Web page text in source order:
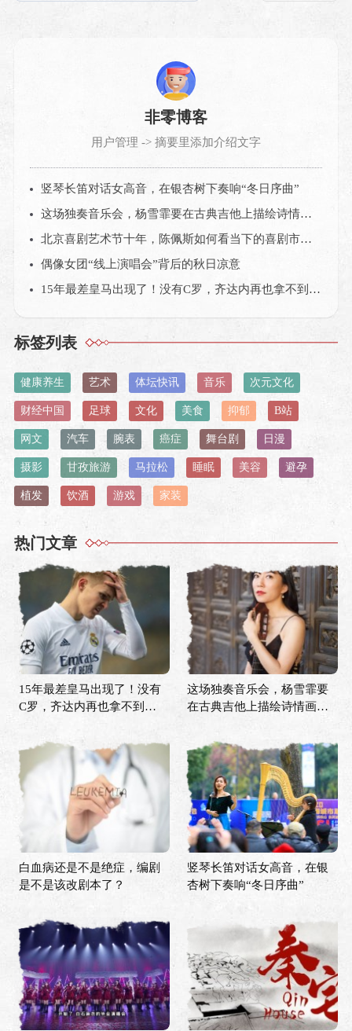
非零博客
用户管理 -> 摘要里添加介绍文字
竖琴长笛对话女高音，在银杏树下奏响“冬日序曲”
这场独奏音乐会，杨雪霏要在古典吉他上描绘诗情画意的中国
北京喜剧艺术节十年，陈佩斯如何看当下的喜剧市场？
偶像女团“线上演唱会”背后的秋日凉意
15年最差皇马出现了！没有C罗，齐达内再也拿不到欧冠？
标签列表
健康养生 艺术 体坛快讯 音乐 次元文化
财经中国 足球 文化 美食 抑郁 B站
网文 汽车 腕表 癌症 舞台剧 日漫
摄影 甘孜旅游 马拉松 睡眠 美容 避孕
植发 饮酒 游戏 家装
热门文章
15年最差皇马出现了！没有
C罗，齐达内再也拿不到欧
这场独奏音乐会，杨雪霏要
在古典吉他上描绘诗情画意
白血病还是不是绝症，编剧
是不是该改剧本了？
竖琴长笛对话女高音，在银
杏树下奏响“冬日序曲”